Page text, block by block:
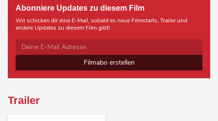
Abonniere Updates zu diesem Film
Wir schicken dir eine E-Mail, sobald es neue Filmstarts, Trailer und
andere Updates zu diesem Film gibt!
Filmabo erstellen
Trailer